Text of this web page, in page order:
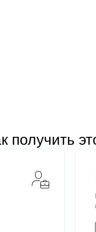
получить